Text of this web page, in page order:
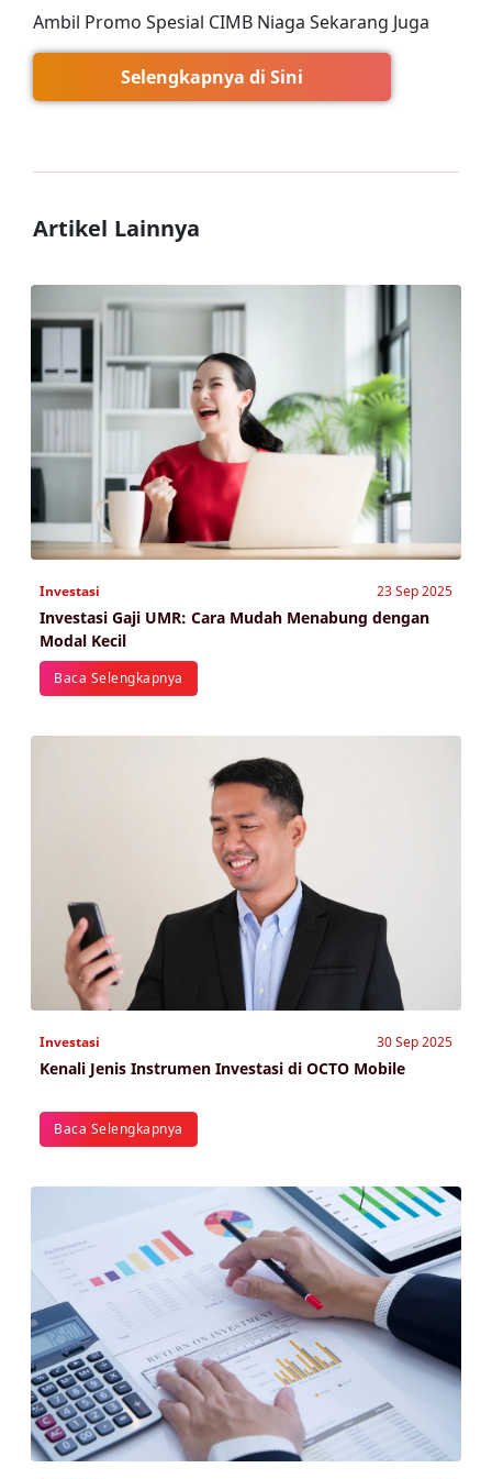
Ambil Promo Spesial CIMB Niaga Sekarang Juga
Selengkapnya di Sini
Artikel Lainnya
Investasi 23 Sep 2025
Investasi Gaji UMR: Cara Mudah Menabung dengan
Modal Kecil
Baca Selengkapnya
Investasi 30 Sep 2025
Kenali Jenis Instrumen Investasi di OCTO Mobile
Baca Selengkapnya